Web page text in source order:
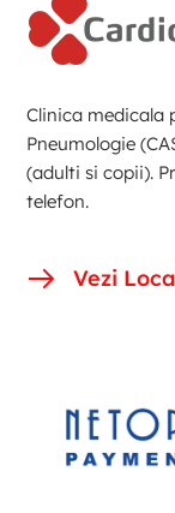
Clinica medicala
Pneumologie
(adulti si copii).
telefon.
Vezi